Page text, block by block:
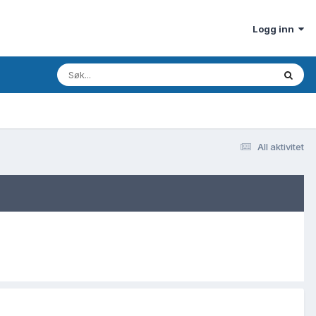
Logg inn
All aktivitet